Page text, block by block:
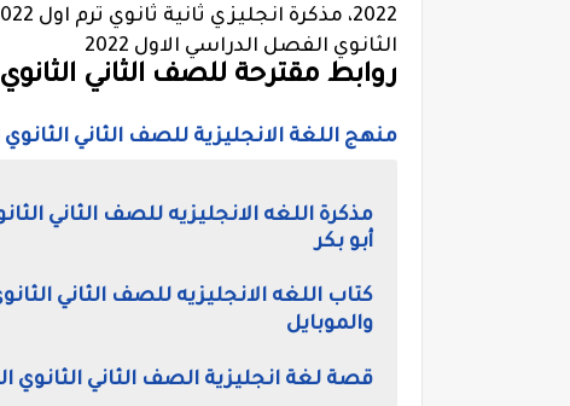
الثانوي الفصل الدراسي الاول 2022
روابط مقترحة للصف الثاني الثانوي
منهج اللغة الانجليزية للصف الثاني الثانوي
مذكرة اللغه الانجليزيه للصف الثاني
أبو بكر
كتاب اللغه الانجليزيه للصف الثاني
والموبايل
قصة لغة انجليزية الصف الثاني الثانوي